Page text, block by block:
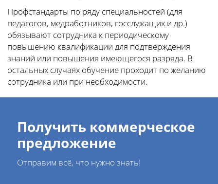
Профстандарты по ряду специальностей (для
педагогов, медработников, госслужащих и др.)
обязывают сотрудника к периодическому
повышению квалификации для подтверждения
знаний или повышения имеющегося разряда. В
остальных случаях обучение проходит по желанию
сотрудника или при необходимости.
Получить коммерческое
предложение
Отправим всё, что нужно знать!